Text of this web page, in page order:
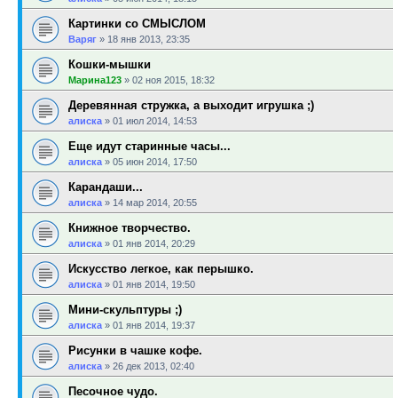
Картинки со СМЫСЛОМ
Варяг » 18 янв 2013, 23:35
Кошки-мышки
Марина123 » 02 ноя 2015, 18:32
Деревянная стружка, а выходит игрушка ;)
алиска » 01 июл 2014, 14:53
Еще идут старинные часы...
алиска » 05 июн 2014, 17:50
Карандаши...
алиска » 14 мар 2014, 20:55
Книжное творчество.
алиска » 01 янв 2014, 20:29
Искусство легкое, как перышко.
алиска » 01 янв 2014, 19:50
Мини-скульптуры ;)
алиска » 01 янв 2014, 19:37
Рисунки в чашке кофе.
алиска » 26 дек 2013, 02:40
Песочное чудо.